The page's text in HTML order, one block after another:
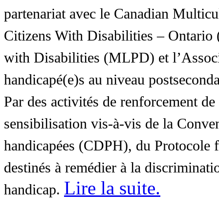
partenariat avec le Canadian
Citizens With Disabilities – Ontario
with Disabilities (MLPD) et
handicapé(e)s au niveau
Par des activités de renforcement
sensibilisation vis-à-vis de la
handicapées (CDPH), du Protocole
destinés à remédier à la
handicap. Lire la suite.